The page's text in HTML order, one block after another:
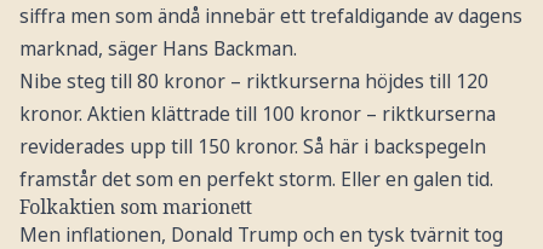
siffra men som ändå innebär ett trefaldigande av dagens
marknad, säger Hans Backman.
Nibe steg till 80 kronor – riktkurserna höjdes till 120
kronor. Aktien klättrade till 100 kronor – riktkurserna
reviderades upp till 150 kronor. Så här i backspegeln
framstår det som en perfekt storm. Eller en galen tid.
Folkaktien som marionett
Men inflationen, Donald Trump och en tysk tvärnit tog